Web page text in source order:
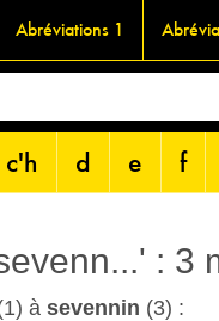
Abréviations 1
c'h d e f
: 3
à sevennin (3) :